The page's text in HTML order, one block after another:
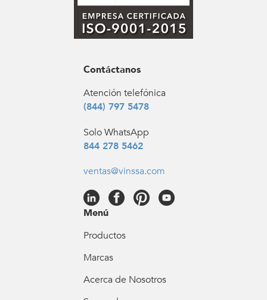
Contáctanos
Atención telefónica
(844) 797 5478
Solo WhatsApp
844 278 5462
ventas@vinssa.com
Menú
Productos
Marcas
Acerca de Nosotros